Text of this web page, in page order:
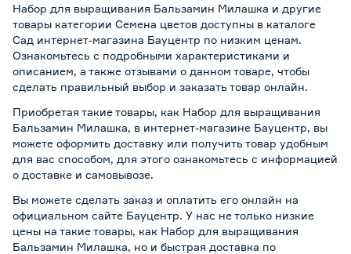
Набор для выращивания Бальзамин Милашка и другие
товары категории Семена цветов доступны в каталоге
Сад интернет-магазина Бауцентр по низким ценам.
Ознакомьтесь с подробными характеристиками и
описанием, а также отзывами о данном товаре, чтобы
сделать правильный выбор и заказать товар онлайн.
Приобретая такие товары, как Набор для выращивания
Бальзамин Милашка, в интернет-магазине Бауцентр, вы
можете оформить доставку или получить товар удобным
для вас способом, для этого ознакомьтесь с информацией
о доставке и самовывозе.
Вы можете сделать заказ и оплатить его онлайн на
официальном сайте Бауцентр. У нас не только низкие
цены на такие товары, как Набор для выращивания
Бальзамин Милашка, но и быстрая доставка по